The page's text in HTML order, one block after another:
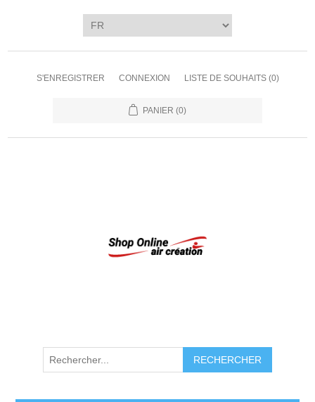
S'ENREGISTRER CONNEXION LISTE DE SOUHAITS (0)
PANIER (0)
RECHERCHER